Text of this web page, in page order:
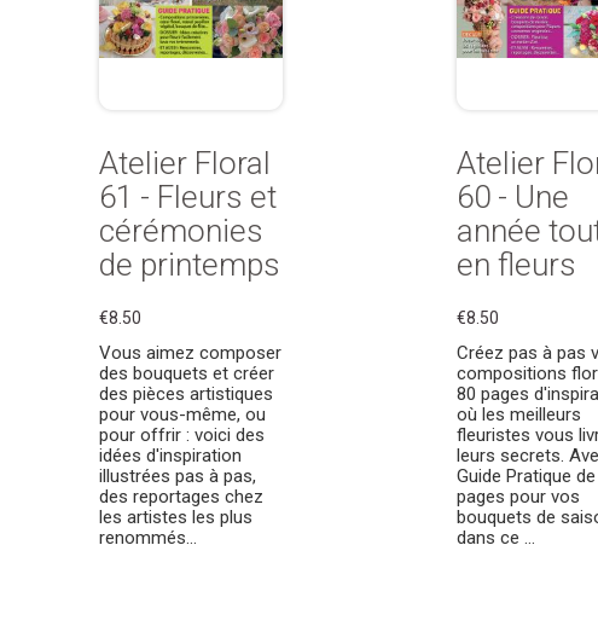
Atelier Floral
61 - Fleurs et
cérémonies
de printemps
€8.50
Vous aimez composer
des bouquets et créer
des pièces artistiques
pour vous-même, ou
pour offrir : voici des
idées d'inspiration
illustrées pas à pas,
des reportages chez
les artistes les plus
renommés...
Atelier
60 - Une
année
en fleurs
€8.50
Créez pas à pas
compositions
80 pages
où les meilleurs
fleuristes vous
leurs secrets.
Guide Pratique
pages pour vos
bouquets de
dans ce ...